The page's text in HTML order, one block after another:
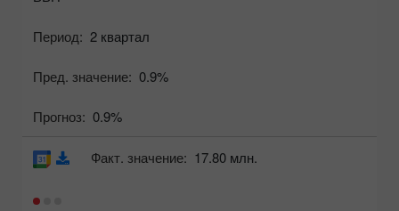
Период: 2 квартал
Пред. значение: 0.9%
Прогноз: 0.9%
Факт. значение: 17.80 млн.